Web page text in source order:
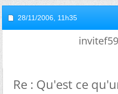
28/11/2006, 11h35
Re : Qu'est ce